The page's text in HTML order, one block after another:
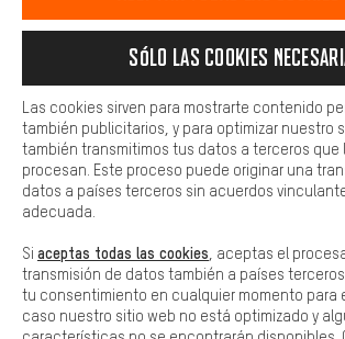
Aviso Legal Protección de datos
Plataforma de reportes Reciclaje de
Configuración de las cookies Ajusta
Todos los precios indicados son en euros e
gastos de envío aEstados
sociales. Esto nos permite proporcionarle
adicionales que le ayudarán a encontrar los
preguntas de forma rápida y sencilla.
Básica
Las cookies básicas aseguran que puedas
Sólo las cookies
Las cookies sirven para mostrarte contenido
también publicitarios, y para optimizar nuestro
también transmitimos tus datos a terceros que
procesan. Este proceso puede originar una
datos a países terceros sin acuerdos
adecuada.
Si aceptas todas las cookies , aceptas el
transmisión de datos también a países
tu consentimiento en cualquier momento para
caso nuestro sitio web no está optimizado y